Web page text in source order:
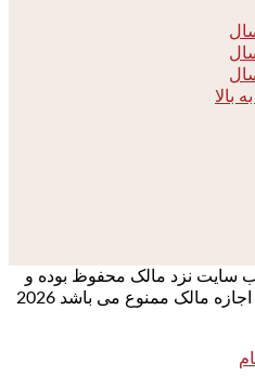
سایت نزد مالک محفوظ بوده و
هرگونه استفاده از مطالب بدون اجازه مالک ممنوع می باشد 2026